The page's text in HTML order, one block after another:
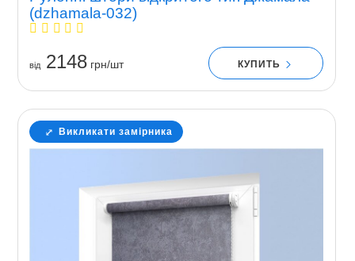
(dzhamala-032)
вiд2148грн/шт КУПИТЬ
Викликати замірника